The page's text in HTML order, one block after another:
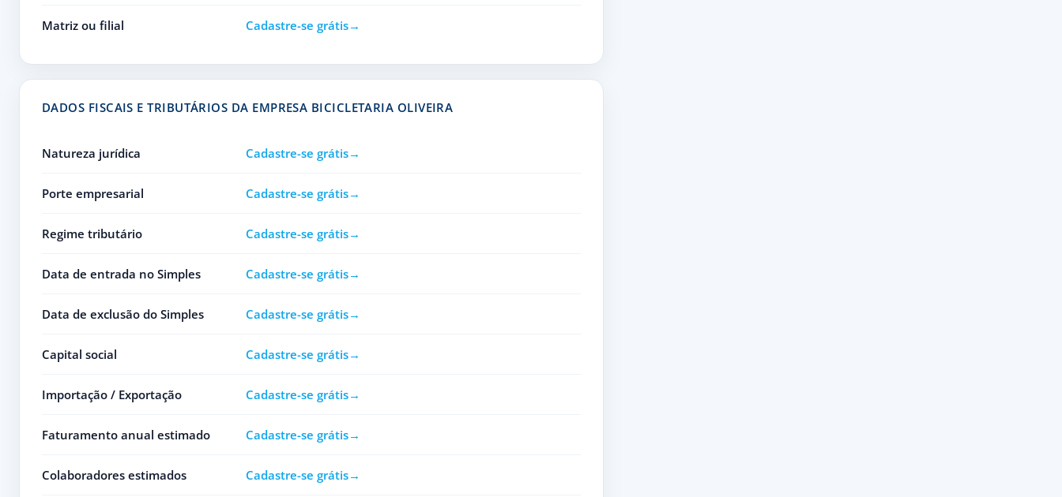
Matriz ou filial Cadastre-se grátis
DADOS FISCAIS E TRIBUTÁRIOS DA EMPRESA BICICLETARIA OLIVEIRA
Natureza jurídica Cadastre-se grátis
Porte empresarial Cadastre-se grátis
Regime tributário Cadastre-se grátis
Data de entrada no Simples Cadastre-se grátis
Data de exclusão do Simples Cadastre-se grátis
Capital social Cadastre-se grátis
Importação / Exportação Cadastre-se grátis
Faturamento anual estimado Cadastre-se grátis
Colaboradores estimados Cadastre-se grátis